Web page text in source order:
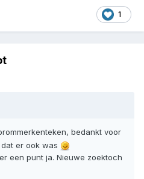
1
bedankt voor
er ook was
een punt ja. Nieuwe zoektoch